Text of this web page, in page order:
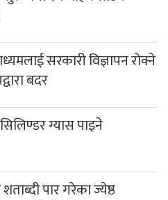
सरकारी विज्ञापन रोक्ने
बदर
ग्यास पाइने
पार गरेका ज्येष्ठ